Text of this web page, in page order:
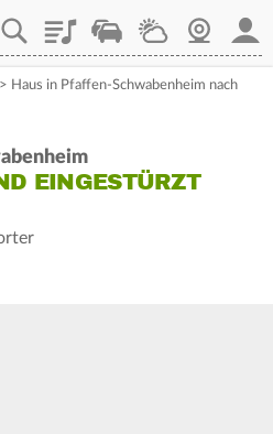
PlaylistStaupilotWetterWebcam
> Haus in Pfaffen-Schwabenheim nach
EINGESTÜRZT